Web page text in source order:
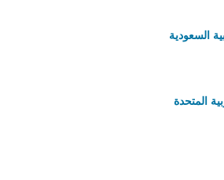
السعودية
المتحدة